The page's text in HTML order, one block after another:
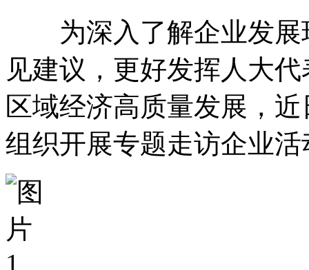
为深入了解企业发展
见建议，更好发挥人大
区域经济高质量发展，
组织开展专题走访企业活